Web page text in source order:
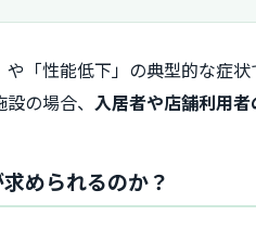
「性能低下」の典型的な症状
の場合、 入居者や店舗利用
められるのか？